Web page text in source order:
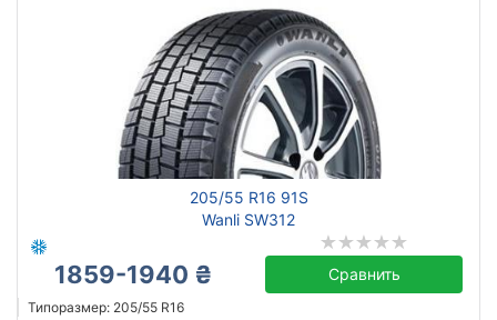
205/55 R16 91S
Wanli SW312
1859-1940 ₴ Сравнить
Типоразмер: 205/55 R16